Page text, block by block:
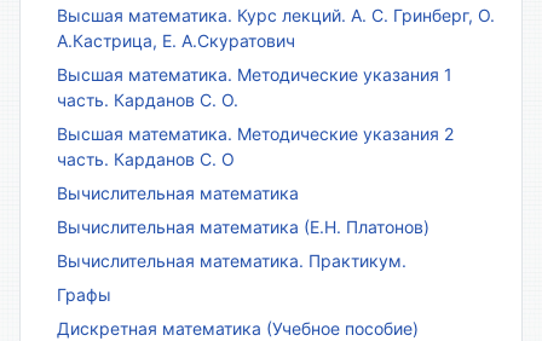
Высшая математика. Курс лекций. А. С. Гринберг, О.
А.Кастрица, Е. А.Скуратович
Высшая математика. Методические указания 1
часть. Карданов С. О.
Высшая математика. Методические указания 2
часть. Карданов С. О
Вычислительная математика
Вычислительная математика (Е.Н. Платонов)
Вычислительная математика. Практикум.
Графы
Дискретная математика (Учебное пособие)